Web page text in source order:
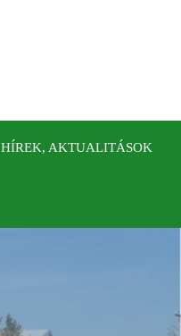
HÍREK, AKTUALITÁSOK